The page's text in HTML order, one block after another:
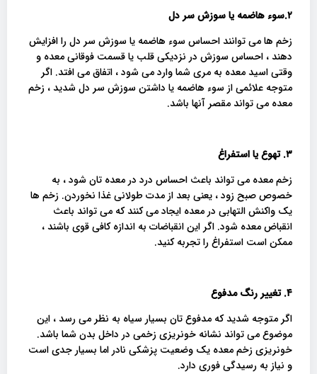
۲.سوء هاضمه یا سوزش سر دل
زخم ها می توانند احساس سوء هاضمه یا سوزش سر دل را افزایش
دهند ، احساس سوزش در نزدیکی قلب یا قسمت فوقانی معده و
وقتی اسید معده به مری شما وارد می شود ، اتفاق می افتد. اگر
متوجه علائمی از سوء هاضمه یا داشتن سوزش سر دل شدید ، زخم
معده می تواند مقصر آنها باشد.
۳. تهوع یا استفراغ
زخم معده می تواند باعث احساس درد در معده تان شود ، به
خصوص صبح زود ، یعنی بعد از مدت طولانی غذا نخوردن. زخم ها
یک واکنش التهابی در معده ایجاد می کنند که می تواند باعث
انقباض معده شود. اگر این انقباضات به اندازه کافی قوی باشند ،
ممکن است استفراغ را تجربه کنید.
۴. تغییر رنگ مدفوع
اگر متوجه شدید که مدفوع تان بسیار سیاه به نظر می رسد ، این
موضوع می تواند نشانه خونریزی زخمی در داخل بدن شما باشد.
خونریزی زخم معده یک وضعیت پزشکی نادر اما بسیار جدی است
و نیاز به رسیدگی فوری دارد.